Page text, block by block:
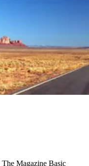
The Magazine Basic